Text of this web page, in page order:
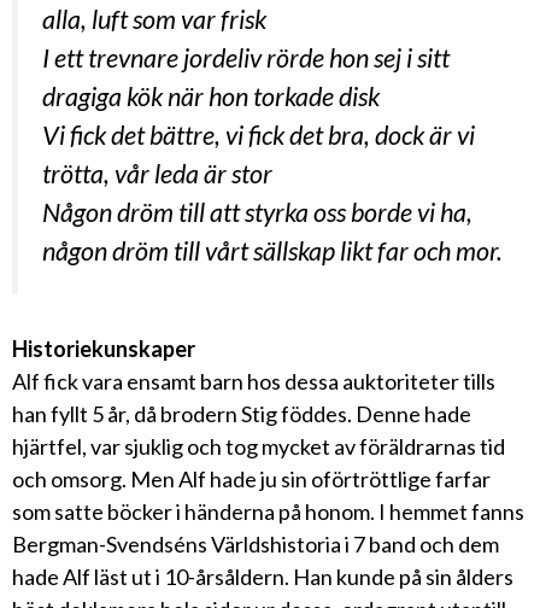
alla, luft som var frisk
I ett trevnare jordeliv rörde hon sej i sitt
dragiga kök när hon torkade disk
Vi fick det bättre, vi fick det bra, dock är vi
trötta, vår leda är stor
Någon dröm till att styrka oss borde vi ha,
någon dröm till vårt sällskap likt far och mor.
Historiekunskaper
Alf fick vara ensamt barn hos dessa auktoriteter tills
han fyllt 5 år, då brodern Stig föddes. Denne hade
hjärtfel, var sjuklig och tog mycket av föräldrarnas tid
och omsorg. Men Alf hade ju sin oförtröttlige farfar
som satte böcker i händerna på honom. I hemmet fanns
Bergman-Svendséns Världshistoria i 7 band och dem
hade Alf läst ut i 10-årsåldern. Han kunde på sin ålders